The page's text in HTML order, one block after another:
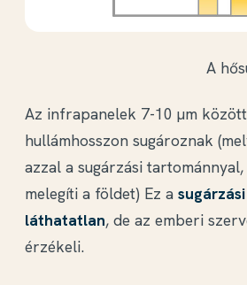
A
Az infrapanelek 7-10 µm
hullámhosszon sugároznak
azzal a sugárzási
melegíti a földet) Ez a
láthatatlan, de az emberi
érzékeli.